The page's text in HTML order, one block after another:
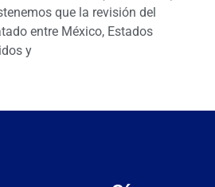
que la revisión del
entre México, Estados
y